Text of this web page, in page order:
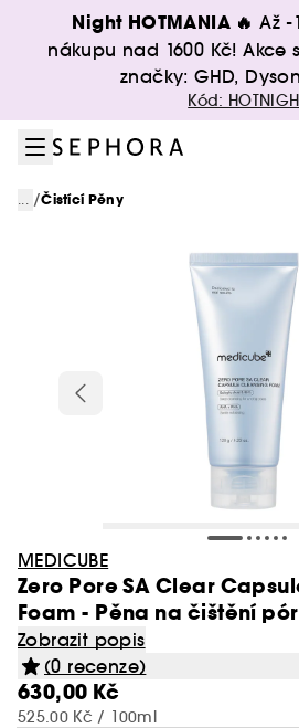
Přejít na menu
Přejít na hlavní obsah
Přejít na zápatí
Night HOTMANIA 🔥 Až -
nákupu nad 1600 Kč! Akce
značky: GHD,
Kód:
... /Čistící Pěny
MEDICUBE
Zero Pore SA Clear
Foam - Pěna na čištění
Zobrazit popis
(0 recenze)
630,00 Kč
525.00 Kč / 100ml